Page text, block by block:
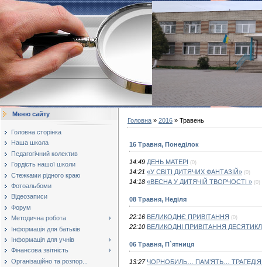
Меню сайту
Головна сторінка
Наша школа
Педагогічний колектив
Гордість нашої школи
Стежками рідного краю
Фотоальбоми
Відеозаписи
Форум
Методична робота
Інформація для батьків
Інформація для учнів
Фінансова звітність
Організаційно та розпор...
Головна » 2016 » Травень
16 Травня, Понеділок
14:49 ДЕНЬ МАТЕРІ (0)
14:21 «У СВІТІ ДИТЯЧИХ ФАНТАЗІЙ» (0)
14:18 «ВЕСНА У ДИТЯЧІЙ ТВОРЧОСТІ » (0)
08 Травня, Неділя
22:16 ВЕЛИКОДНЄ ПРИВІТАННЯ (0)
22:10 ВЕЛИКОДНІ ПРИВІТАННЯ
06 Травня, П`ятниця
13:27 ЧОРНОБИЛЬ… ПАМ’ЯТЬ…